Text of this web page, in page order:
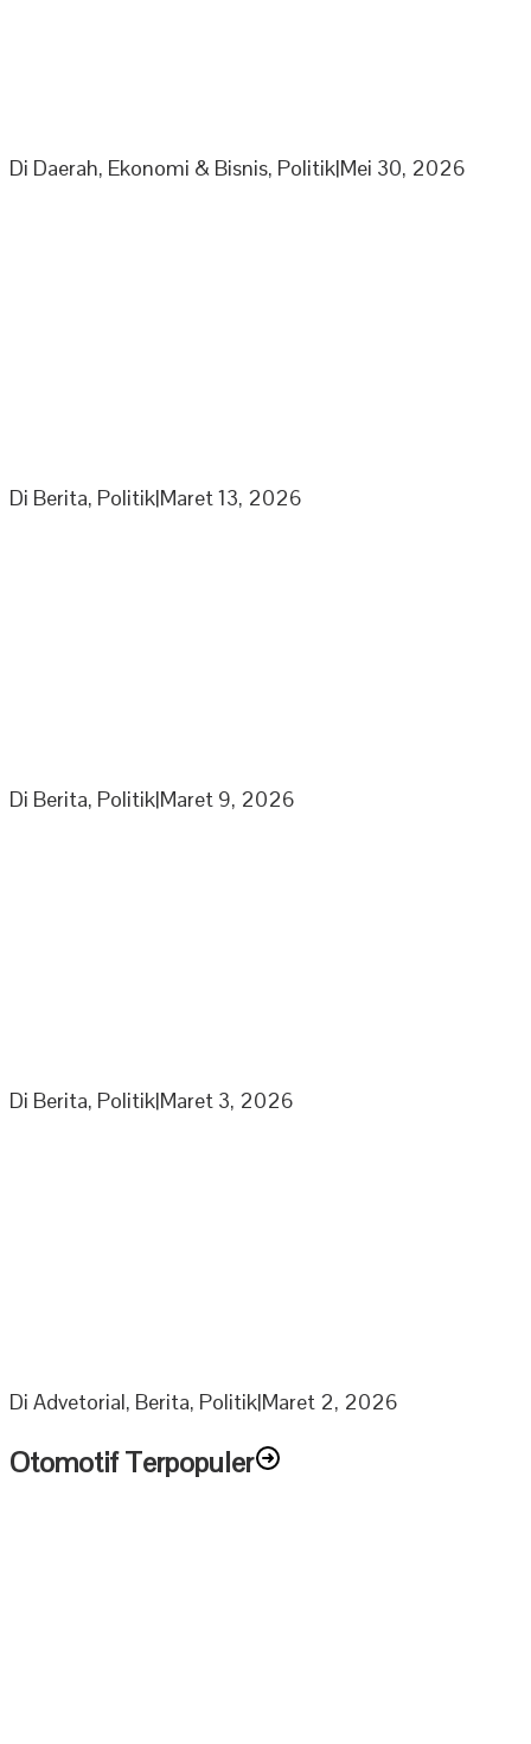
Di Daerah, Ekonomi & Bisnis, Politik|Mei 30, 2026
Di Berita, Politik|Maret 13, 2026
Di Berita, Politik|Maret 9, 2026
Di Berita, Politik|Maret 3, 2026
Di Advetorial, Berita, Politik|Maret 2, 2026
Otomotif Terpopuler